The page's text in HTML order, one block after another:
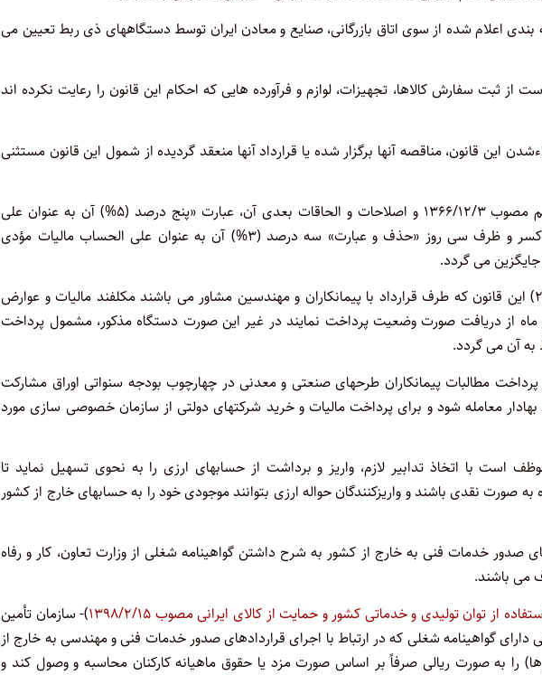
بندی اعلام شده از سوی اتاق بازرگانی، صنایع و معادن ایران توسط دستگاههای ذی ربط تعیین می
ثبت سفارش کالاها، تجهیزات، لوازم و فرآورده هایی که احکام این قانون را رعایت نکرده اند
این قانون، مناقصه آنها برگزار شده یا قرارداد آنها منعقد گردیده از شمول این قانون مستثنی
در ماده (۱۰۴) قانون مالیاتهای مستقیم مصوب ۱۳۶۶/۱۲/۳ و اصلاحات و الحاقات بعدی آن، عبارت «پنج درصد (۵%) آن به عنوان علی
الحساب مالیات مؤدی (دریافت کنندگان وجوه) کسر و ظرف سی روز «حذف و عبارت» سه درصد (۳%) آن به عنوان علی الحساب مالیات مؤدی
جایگزین می گردد.
کلیه دستگاههای اجرائی موضوع ماده (۲) این قانون که طرف قرارداد با پیمانکاران و مهندسین مشاور می باشند مکلفند مالیات و عوارض
از دریافت صورت وضعیت پرداخت نمایند در غیر این صورت دستگاه مذکور، مشمول پرداخت
آن می گردد.
مطالبات پیمانکاران طرحهای صنعتی و معدنی در چهارچوب بودجه سنواتی اوراق مشارکت
بهادار معامله شود و برای پرداخت مالیات و خرید شرکتهای دولتی از سازمان خصوصی سازی مورد
است با اتخاذ تدابیر لازم، واریز و برداشت از حسابهای ارزی را به نحوی تسهیل نماید تا
به صورت نقدی باشند و واریزکنندگان حواله ارزی بتوانند موجودی خود را به حسابهای خارج از کشور
صدور خدمات فنی به خارج از کشور به شرح داشتن گواهینامه شغلی از وزارت تعاون، کار و رفاه
می باشند.
از توان تولیدی و خدماتی کشور و حمایت از کالای ایرانی مصوب ۱۳۹۸/۲/۱۵
)- سازمان تأمین
دارای گواهینامه شغلی که در ارتباط با اجرای قراردادهای صدور خدمات فنی و مهندسی به خارج از
را به ‌صورت ریالی صرفاً بر اساس صورت‌ مزد یا حقوق ماهیانه کارکنان محاسبه و وصول کند و